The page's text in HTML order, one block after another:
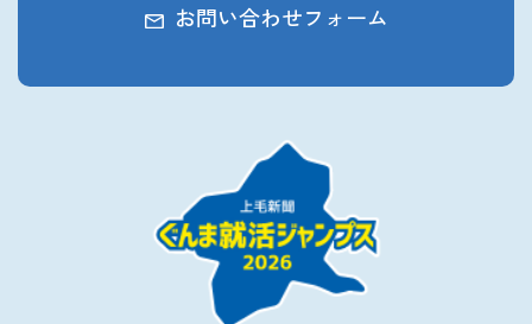
お問い合わせフォーム